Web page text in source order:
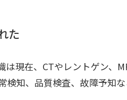
た
現在、CTやレントゲン、
検知、品質検査、故障予知